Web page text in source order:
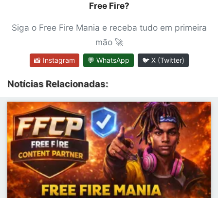
Free Fire?
Siga o Free Fire Mania e receba tudo em primeira
mão 🚀
📸 Instagram 💬 WhatsApp 🐦 X (Twitter)
Notícias Relacionadas: